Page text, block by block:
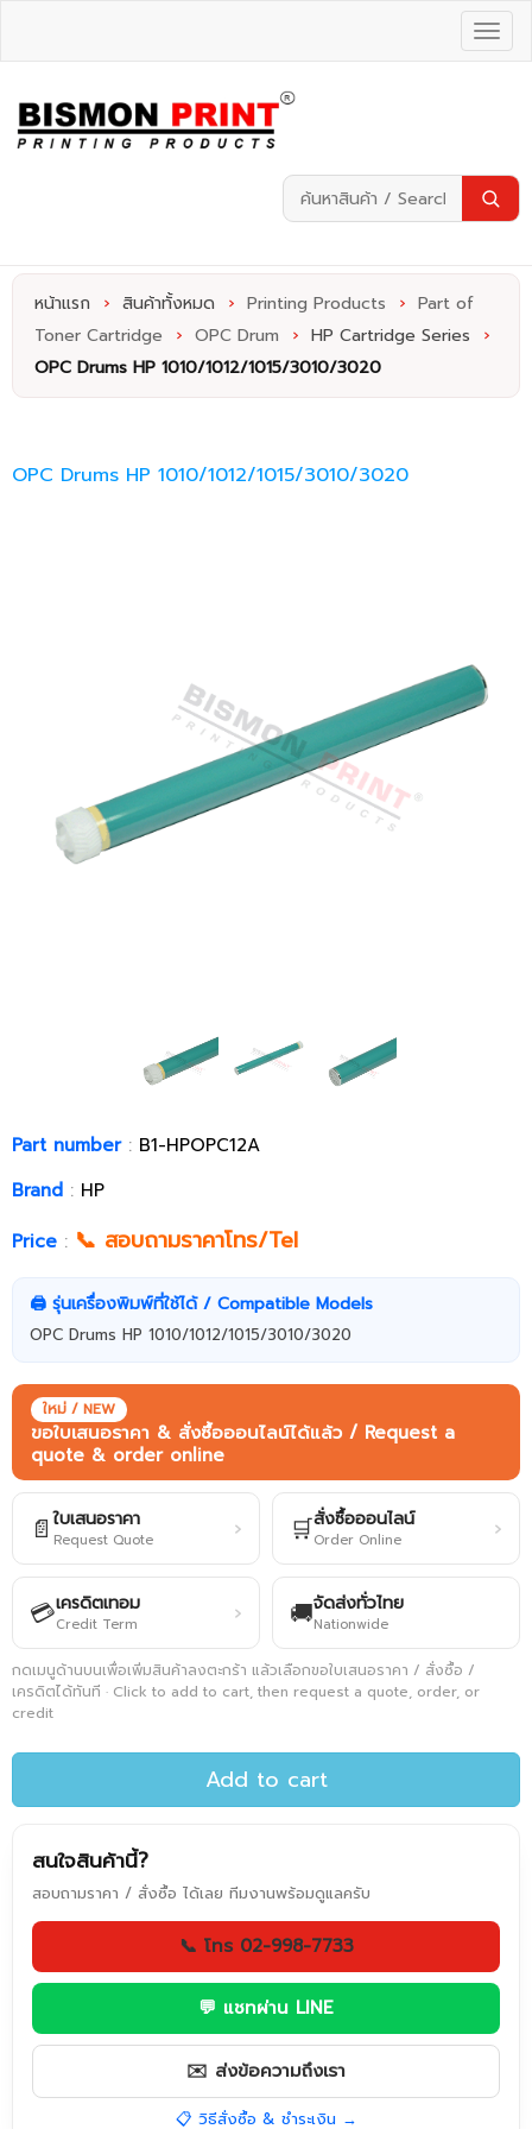
หน้าแรก › สินค้าทั้งหมด › Printing Products › Part of
Toner Cartridge
› OPC Drum › HP Cartridge Series
›
OPC Drums HP 1010/1012/1015/3010/3020
OPC Drums HP 1010/1012/1015/3010/3020
Part number: B1-HPOPC12A
Brand : HP
Price : 📞 สอบถามราคาโทร/Tel
🖨️ รุ่นเครื่องพิมพ์ที่ใช้ได้ / Compatible Models
OPC Drums HP 1010/1012/1015/3010/3020
ใหม่ / NEW
ขอใบเสนอราคา & สั่งซื้อออนไลน์ได้แล้ว / Request a
quote & order online
📄 ใบเสนอราคา
Request Quote › 🛒สั่งซื้อออนไลน์
Order Online ›
💳เครดิตเทอม
Credit Term › 🚚จัดส่งทั่วไทย
Nationwide
กดเมนูด้านบนเพื่อเพิ่มสินค้าลงตะกร้า แล้วเลือกขอใบเสนอราคา / สั่งซื้อ /
เครดิตได้ทันที · Click to add to cart, then request a quote, order, or
credit
Add to cart
สนใจสินค้านี้?
สอบถามราคา / สั่งซื้อ ได้เลย ทีมงานพร้อมดูแลครับ
📞 โทร 02-998-7733
💬 แชทผ่าน LINE
✉️ ส่งข้อความถึงเรา
📋 วิธีสั่งซื้อ & ชำระเงิน →